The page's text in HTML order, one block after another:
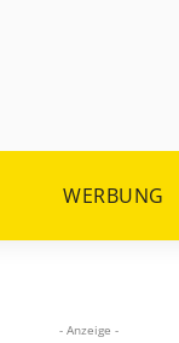
WERBUNG
- Anzeige -